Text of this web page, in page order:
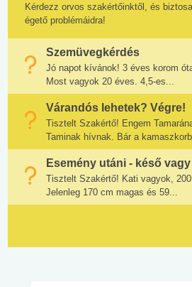
Kérdezz orvos szakértőinktől, és
égető problémáidra!
Szemüvegkérdés
Jó napot kívánok! 3 éves korom
Most vagyok 20 éves. 4,5-es...
Várandós lehetek? Végre!
Tisztelt Szakértő! Engem
Taminak hívnak. Bár a
Esemény utáni - késő
Tisztelt Szakértő! Kati vagyok,
Jelenleg 170 cm magas és 59...